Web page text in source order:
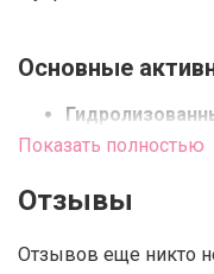
Основные
глубоко
аминокислот—
Показать полностью
Отзывы
Отзывов еще никто